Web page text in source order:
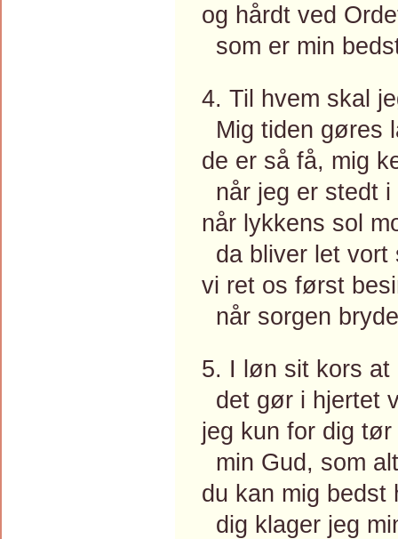
og hårdt ved
som er min
4. Til hvem skal
Mig tiden gøres
de er så få, mig
når jeg er stedt i
når lykkens sol
da bliver let vort
vi ret os først
når sorgen
5. I løn sit kors at
det gør i hjertet
jeg kun for dig
min Gud, som
du kan mig bedst
dig klager jeg